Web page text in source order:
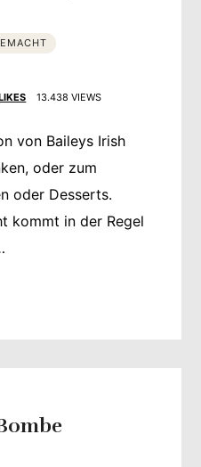
13.438 VIEWS
von Baileys Irish
oder zum
oder Desserts.
kommt in der Regel